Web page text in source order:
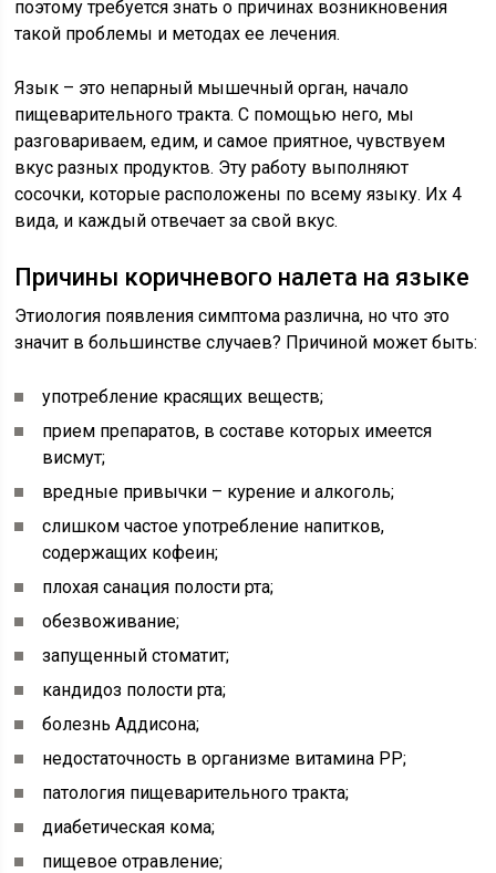
поэтому требуется знать о причинах возникновения
такой проблемы и методах ее лечения.
Язык – это непарный мышечный орган, начало
пищеварительного тракта. С помощью него, мы
разговариваем, едим, и самое приятное, чувствуем
вкус разных продуктов. Эту работу выполняют
сосочки, которые расположены по всему языку. Их 4
вида, и каждый отвечает за свой вкус.
Причины коричневого налета на языке
Этиология появления симптома различна, но что это
значит в большинстве случаев? Причиной может быть:
употребление красящих веществ;
прием препаратов, в составе которых имеется
висмут;
вредные привычки – курение и алкоголь;
слишком частое употребление напитков,
содержащих кофеин;
плохая санация полости рта;
обезвоживание;
запущенный стоматит;
кандидоз полости рта;
болезнь Аддисона;
недостаточность в организме витамина РР;
патология пищеварительного тракта;
диабетическая кома;
пищевое отравление;